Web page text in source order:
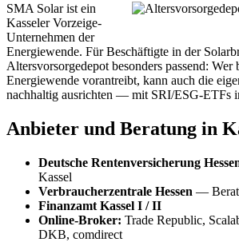
SMA Solar ist ein
Kasseler Vorzeige-
Unternehmen der
Energiewende. Für Beschäftigte in der
Altersvorsorgedepot besonders passend: Wer
Energiewende vorantreibt, kann auch die
nachhaltig ausrichten — mit SRI/ESG-ETFs
Anbieter und Beratung in
Deutsche Rentenversicherung
Kassel
Verbraucherzentrale Hessen —
Finanzamt Kassel I / II
Online-Broker: Trade Republic,
DKB, comdirect